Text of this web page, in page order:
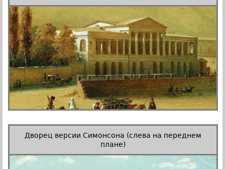
Дворец версии Симонсона (слева на переднем
плане)